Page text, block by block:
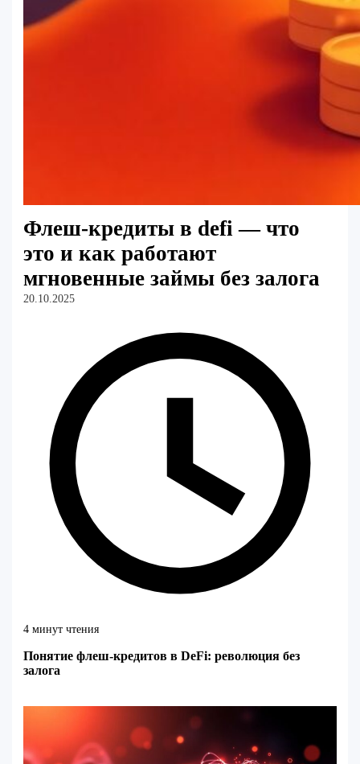
Флеш-кредиты в defi — что
это и как работают
мгновенные займы без залога
20.10.2025
4 минут чтения
Понятие флеш-кредитов в DeFi: революция без
залога